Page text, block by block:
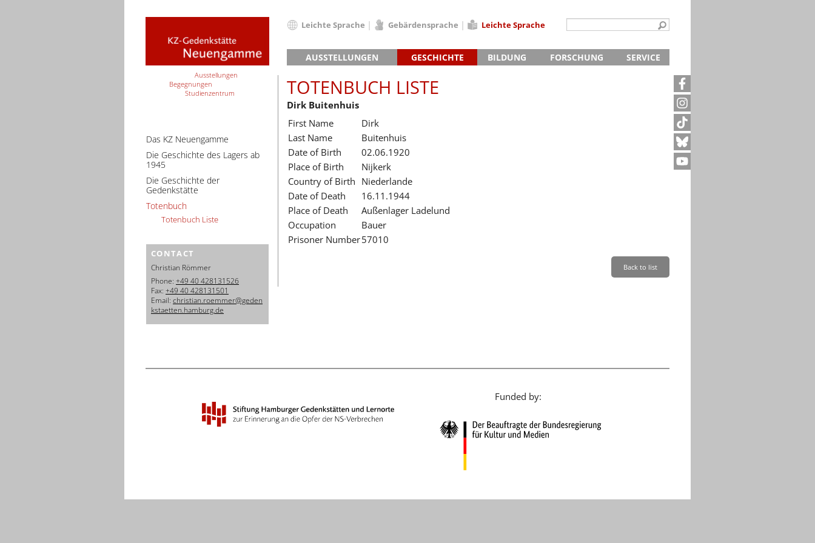
AUSSTELLUNGEN
Lager-SS
Klinkerwerk
Walther-Werke
Gefängnismauer
Haus des Gedenkens
GESCHICHTE
Die Geschichte des Lagers ab 1945
BILDUNG FORSCHUNG
SERVICE
Archivanfrage
Kurze Information
Leichte Sprache
English
Dansk
Español
Italiano
Nederlands
Português
Türkçe
Yкраїнський
Русский
עברית
Gebärdensprache Leichte Sprache
TOTENBUCH LISTE
Dirk Buitenhuis
First Name
Dirk
Last Name
Buitenhuis
Date of Birth
02.06.1920
Place of Birth
Nijkerk
Country of Birth Niederlande
Date of Death
16.11.1944
Place of Death
Außenlager Ladelund
Occupation
Bauer
Prisoner Number57010
Back to list
Ausstellungen
Begegnungen
Studienzentrum
Das KZ Neuengamme
Die Geschichte des Lagers ab
1945
Die Geschichte der
Gedenkstätte
Totenbuch
Totenbuch Liste
CONTACT
Christian Römmer
Phone: +49 40 428131526
Fax: +49 40 428131501
Email: christian.roemmer@geden
kstaetten.hamburg.de
Funded by: